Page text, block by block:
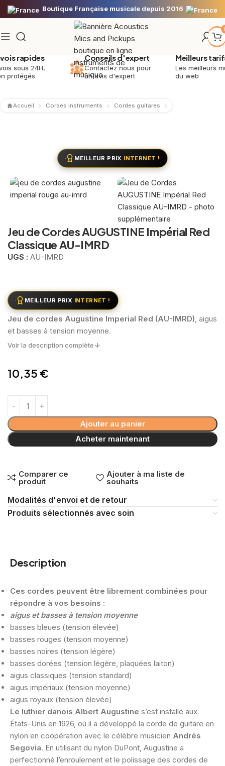
Boutique Française musicale depuis 2016
rapides
24H,
Conseils d'expert
Contactez nous pour
un avis d'expert
Meilleurs tarifs
Les meilleurs
du web
Accueil Cordes instruments Cordes guitares
MEILLEUR PRIX INTERNET !
Jeu de Cordes AUGUSTINE Impérial Red
Classique AU-IMRD
UGS : AU-IMRD
MEILLEUR PRIX INTERNET !
Jeu de cordes Augustine Imperial Red (AU-IMRD), aigus
et basses à tension moyenne.
Voir la description complète
10,35 €
Ajouter au panier
Acheter maintenant
Comparer ce
produit
Ajouter à ma liste de
souhaits
Modalités d'envoi et de retour
Produits sélectionnés avec soin
Description
Ces cordes peuvent être librement combinées pour
répondre à vos besoins :
aigus et basses à tension moyenne
basses bleues (tension élevée)
basses rouges (tension moyenne)
basses noires (tension légère)
basses dorées (tension légère, plaquées laiton)
aigus classiques (tension standard)
aigus impériaux (tension moyenne)
aigus royaux (tension élevée)
Le luthier danois Albert Augustine s’est installé aux
États-Unis en 1926, où il a développé la corde de guitare en
nylon en coopération avec le célèbre musicien Andrés
Segovia. En utilisant du nylon DuPont, Augustine a
perfectionné l’enroulement et le polissage des cordes de